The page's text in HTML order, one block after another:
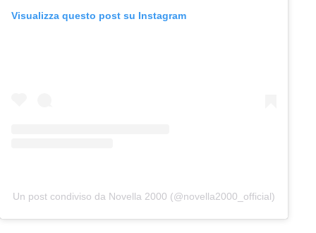
Visualizza questo post su Instagram
Un post condiviso da Novella 2000 (@novella2000_official)